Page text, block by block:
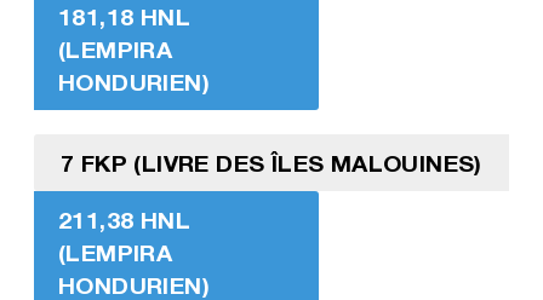
181,18 HNL
(LEMPIRA
HONDURIEN)
7 FKP (LIVRE DES ÎLES MALOUINES)
211,38 HNL
(LEMPIRA
HONDURIEN)